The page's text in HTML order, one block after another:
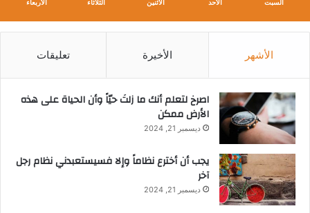
السبت الأحد الأثنين الثلاثاء الأربعاء
الأشهر الأخيرة تعليقات
‫اصرخ لتعلم أنك ما زلتَ حيّاً وأن الحياة على هذه
الأرض ممكن
ديسمبر 21, 2024
يجب أن أخترع نظاماً وإلا فسيستعبدني نظام رجل
آخر
ديسمبر 21, 2024